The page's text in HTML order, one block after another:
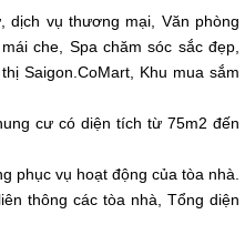
dịch vụ thương mại, Văn phòng
che, Spa chăm sóc sắc đẹp,
Saigon.CoMart, Khu mua sắm
cư có diện tích từ 75m2 đến
phục vụ hoạt động của tòa nhà.
thông các tòa nhà, Tổng diện